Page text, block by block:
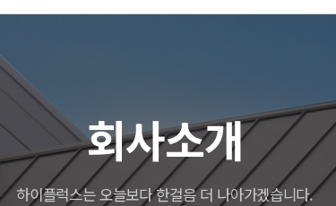
설비현황
견적문의
회사소개
하이플럭스는 오늘보다 한걸음 더 나아가겠습니다.